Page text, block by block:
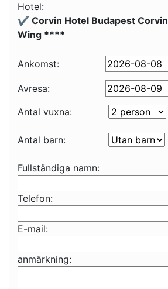
Hotel:
✔️ Corvin Hotel Budapest Corvin
Wing ****
Ankomst:
Avresa:
Antal vuxna:
Antal barn:
Fullständiga namn:
Telefon:
E-mail:
anmärkning: